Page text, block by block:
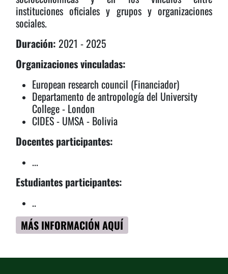
instituciones oficiales y grupos y organizaciones
sociales.
Duración: 2021 - 2025
Organizaciones vinculadas:
European research council (Financiador)
Departamento de antropología del University
College - London
CIDES - UMSA - Bolivia
Docentes participantes:
...
Estudiantes participantes:
..
MÁS INFORMACIÓN AQUÍ